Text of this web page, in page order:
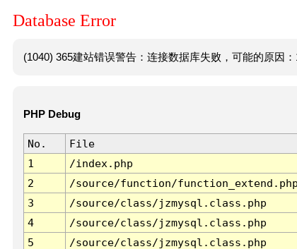
Database Error
(1040) 365建站错误警告：连接数据库失败，可能的原因
PHP Debug
No. File
1
/index.php
2
/source/function/function_extend.php
3
/source/class/jzmysql.class.php
4
/source/class/jzmysql.class.php
5
/source/class/jzmysql.class.php